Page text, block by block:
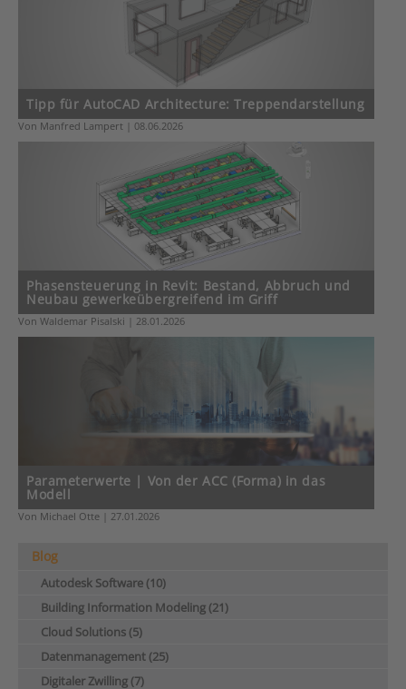
Tipp für AutoCAD Architecture: Treppendarstellung
Von Manfred Lampert | 08.06.2026
Phasensteuerung in Revit: Bestand, Abbruch und
Neubau gewerkeübergreifend im Griff
Von Waldemar Pisalski | 28.01.2026
Parameterwerte | Von der ACC (Forma) in das
Modell
Von Michael Otte | 27.01.2026
Blog
Autodesk Software (10)
Building Information Modeling (21)
Cloud Solutions (5)
Datenmanagement (25)
Digitaler Zwilling (7)